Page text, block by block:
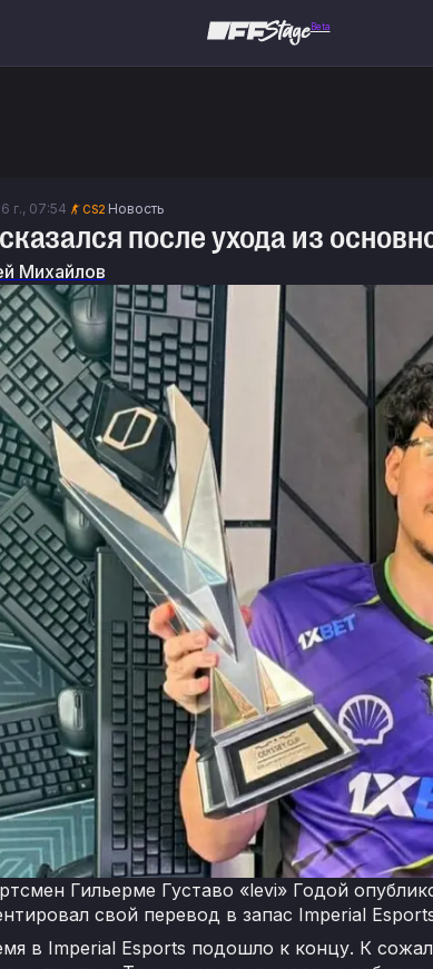
Beta
г., 07:54 CS2 Новость
после ухода из
Михайлов
Гильерме Густаво «levi» Годой
свой перевод в запас Imperial
в Imperial Esports подошло к концу. К